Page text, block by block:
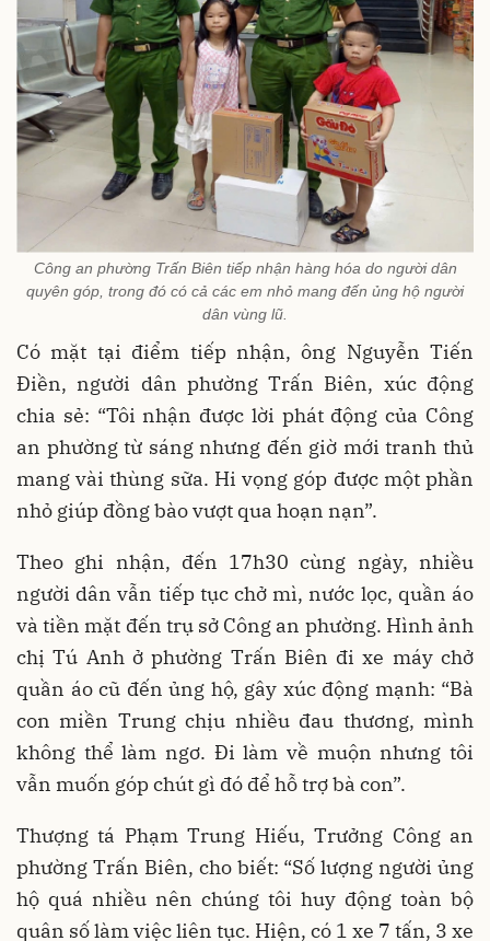
Công an phường Trấn Biên tiếp nhận hàng hóa do người dân
quyên góp, trong đó có cả các em nhỏ mang đến ủng hộ người
dân vùng lũ.
Có mặt tại điểm tiếp nhận, ông Nguyễn Tiến
Điền, người dân phường Trấn Biên, xúc động
chia sẻ: “Tôi nhận được lời phát động của Công
an phường từ sáng nhưng đến giờ mới tranh thủ
mang vài thùng sữa. Hi vọng góp được một phần
nhỏ giúp đồng bào vượt qua hoạn nạn”.
Theo ghi nhận, đến 17h30 cùng ngày, nhiều
người dân vẫn tiếp tục chở mì, nước lọc, quần áo
và tiền mặt đến trụ sở Công an phường. Hình ảnh
chị Tú Anh ở phường Trấn Biên đi xe máy chở
quần áo cũ đến ủng hộ, gây xúc động mạnh: “Bà
con miền Trung chịu nhiều đau thương, mình
không thể làm ngơ. Đi làm về muộn nhưng tôi
vẫn muốn góp chút gì đó để hỗ trợ bà con”.
Thượng tá Phạm Trung Hiếu, Trưởng Công an
phường Trấn Biên, cho biết: “Số lượng người ủng
hộ quá nhiều nên chúng tôi huy động toàn bộ
quân số làm việc liên tục. Hiện, có 1 xe 7 tấn, 3 xe